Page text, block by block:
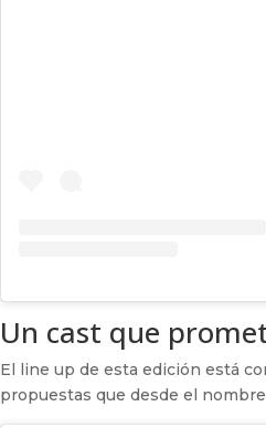
Un cast que
El line up de esta edición está
propuestas que desde el